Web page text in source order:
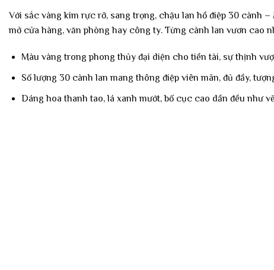
Với sắc vàng kim rực rỡ, sang trọng, chậu lan hồ điệp 30 cành –
mở cửa hàng, văn phòng hay công ty. Từng cành lan vươn cao
Màu vàng trong phong thủy đại diện cho tiền tài, sự thịnh
Số lượng 30 cành lan mang thông điệp viên mãn, đủ đầy,
Dáng hoa thanh tao, lá xanh mướt, bố cục cao dần đều như